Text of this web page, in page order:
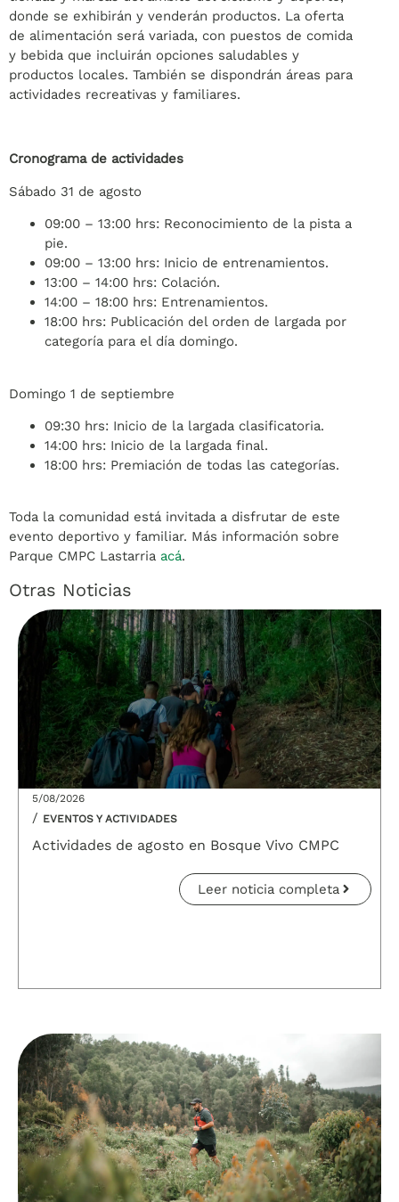
donde se exhibirán y venderán productos. La oferta
de alimentación será variada, con puestos de comida
y bebida que incluirán opciones saludables y
productos locales. También se dispondrán áreas para
actividades recreativas y familiares.
Cronograma de actividades
Sábado 31 de agosto
09:00 – 13:00 hrs: Reconocimiento de la pista a
pie.
09:00 – 13:00 hrs: Inicio de entrenamientos.
13:00 – 14:00 hrs: Colación.
14:00 – 18:00 hrs: Entrenamientos.
18:00 hrs: Publicación del orden de largada por
categoría para el día domingo.
Domingo 1 de septiembre
09:30 hrs: Inicio de la largada clasificatoria.
14:00 hrs: Inicio de la largada final.
18:00 hrs: Premiación de todas las categorías.
Toda la comunidad está invitada a disfrutar de este
evento deportivo y familiar. Más información sobre
Parque CMPC Lastarria acá.
Otras Noticias
5/08/2026
/ EVENTOS Y ACTIVIDADES
Actividades de agosto en Bosque Vivo CMPC
Leer noticia completa